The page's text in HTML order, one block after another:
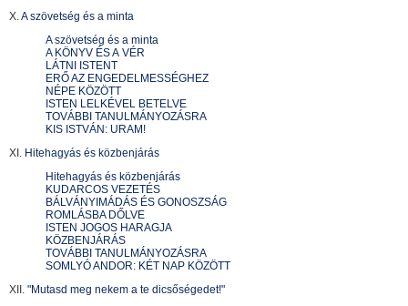
X.A szövetség és a minta
A szövetség és a minta
A KÖNYV ÉS A VÉR
LÁTNI ISTENT
ERŐ AZ ENGEDELMESSÉGHEZ
NÉPE KÖZÖTT
ISTEN LELKÉVEL BETELVE
TOVÁBBI TANULMÁNYOZÁSRA
KIS ISTVÁN: URAM!
XI. Hitehagyás és közbenjárás
Hitehagyás és közbenjárás
KUDARCOS VEZETÉS
BÁLVÁNYIMÁDÁS ÉS GONOSZSÁG
ROMLÁSBA DŐLVE
ISTEN JOGOS HARAGJA
KÖZBENJÁRÁS
TOVÁBBI TANULMÁNYOZÁSRA
SOMLYÓ ANDOR: KÉT NAP KÖZÖTT
XII. "Mutasd meg nekem a te dicsőségedet!"